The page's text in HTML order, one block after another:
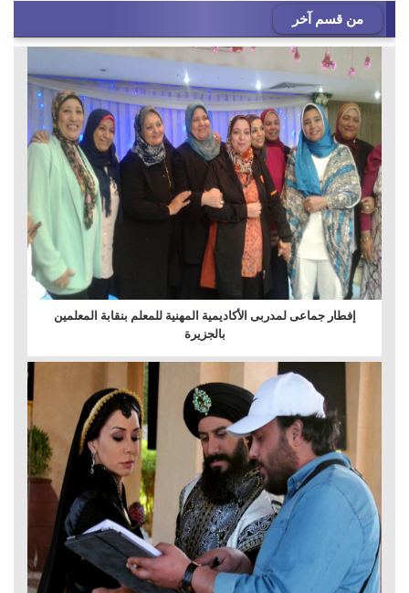
من قسم آخر
إفطار جماعى لمدربى الأكاديمية المهنية للمعلم بنقابة المعلمين
بالجزيرة